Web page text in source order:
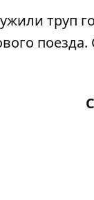
труп